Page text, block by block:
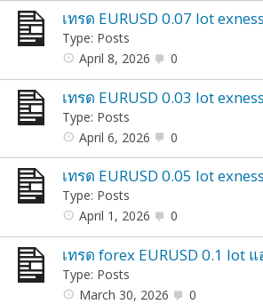
เทรด EURUSD 0.07 lot
Type: Posts
April 8, 2026
0
เทรด EURUSD 0.03 lot
Type: Posts
April 6, 2026
0
เทรด EURUSD 0.05 lot
Type: Posts
April 1, 2026
0
เทรด forex EURUSD 0.1 lot
Type: Posts
March 30, 2026
0